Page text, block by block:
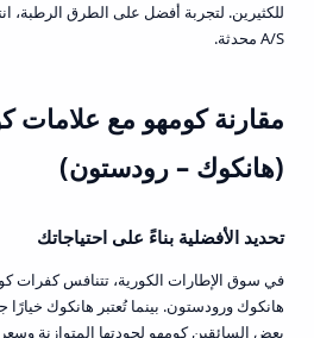
للكثيرين. لتجربة أفضل على الطرق الرطبة،
A/S محدثة.
مقارنة كومهو مع علامات
(هانكوك – رودستون)
تحديد الأفضلية بناءً على احتياجاتك
في سوق الإطارات الكورية، تتنافس كفرات
هانكوك ورودستون. بينما تُعتبر هانكوك خيارًا
بعض السائقين كومهو لجودتها المتوازنة